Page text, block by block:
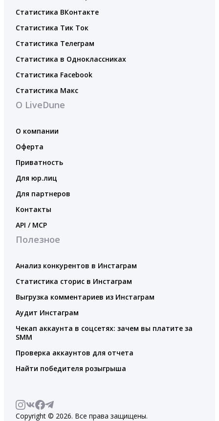
Статистика ВКонтакте
Статистика Тик Ток
Статистика Телеграм
Статистика в Одноклассниках
Статистика Facebook
Статистика Макс
О LiveDune
О компании
Оферта
Приватность
Для юр.лиц
Для партнеров
Контакты
API / MCP
Полезное
Анализ конкурентов в Инстаграм
Статистика сторис в Инстаграм
Выгрузка комментариев из Инстаграм
Аудит Инстаграм
Чекап аккаунта в соцсетях: зачем вы платите за
SMM
Проверка аккаунтов для отчета
Найти победителя розыгрыша
Copyright © 2026. Все права защищены.